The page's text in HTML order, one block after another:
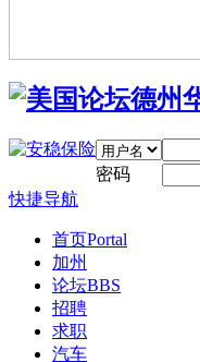
密码
快捷导航
首页Portal
加州
论坛BBS
招聘
求职
汽车